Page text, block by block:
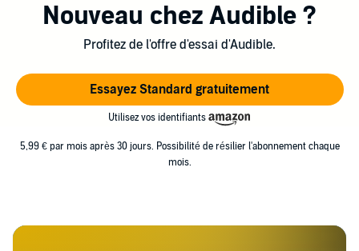
Nouveau chez Audible ?
Profitez de l'offre d'essai d'Audible.
Essayez Standard gratuitement
Utilisez vos identifiants
5,99 € par mois après 30 jours. Possibilité de résilier l'abonnement chaque
mois.